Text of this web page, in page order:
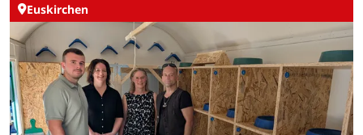
Euskirchen